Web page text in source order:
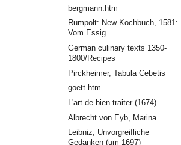
bergmann.htm
Rumpolt: New Kochbuch, 1581:
Vom Essig
German culinary texts 1350-
1800/Recipes
Pirckheimer, Tabula Cebetis
goett.htm
L'art de bien traiter (1674)
Albrecht von Eyb, Marina
Leibniz, Unvorgreifliche
Gedanken (um 1697)